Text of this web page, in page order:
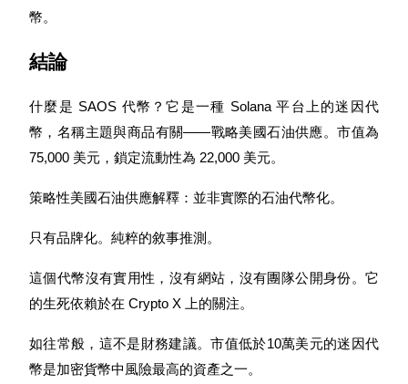
Bitrue渠道合伙人
最高達65%佣金！
邀请好友
邀請朋友獲得現金獎勵
幣。
結論
什麼是 SAOS 代幣？它是一種 Solana 平台上的迷因代
幣，名稱主題與商品有關——戰略美國石油供應。市值為
75,000 美元，鎖定流動性為 22,000 美元。
策略性美國石油供應解釋：並非實際的石油代幣化。
只有品牌化。純粹的敘事推測。
這個代幣沒有實用性，沒有網站，沒有團隊公開身份。它
的生死依賴於在 Crypto X 上的關注。
如往常般，這不是財務建議。市值低於10萬美元的迷因代
幣是加密貨幣中風險最高的資產之一。